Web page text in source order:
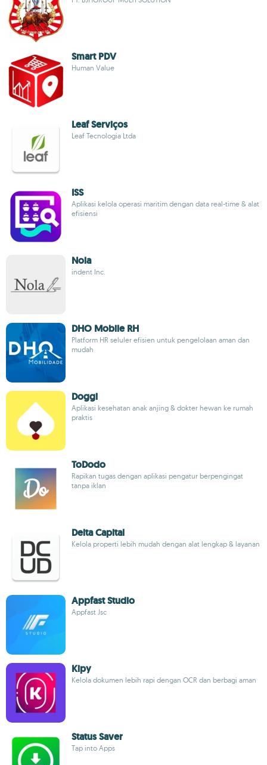
Smart PDV
Human Value
Leaf Serviços
Leaf Tecnologia Ltda
ISS
Aplikasi kelola operasi maritim dengan data real-time & alat
efisiensi
Nola
indent Inc.
DHO Mobile RH
Platform HR seluler efisien untuk pengelolaan aman dan
mudah
Doggi
Aplikasi kesehatan anak anjing & dokter hewan ke rumah
praktis
ToDodo
Rapikan tugas dengan aplikasi pengatur berpengingat
tanpa iklan
Delta Capital
Kelola properti lebih mudah dengan alat lengkap & layanan
Appfast Studio
Appfast Jsc
Kipy
Kelola dokumen lebih rapi dengan OCR dan berbagi aman
Status Saver
Tap into Apps